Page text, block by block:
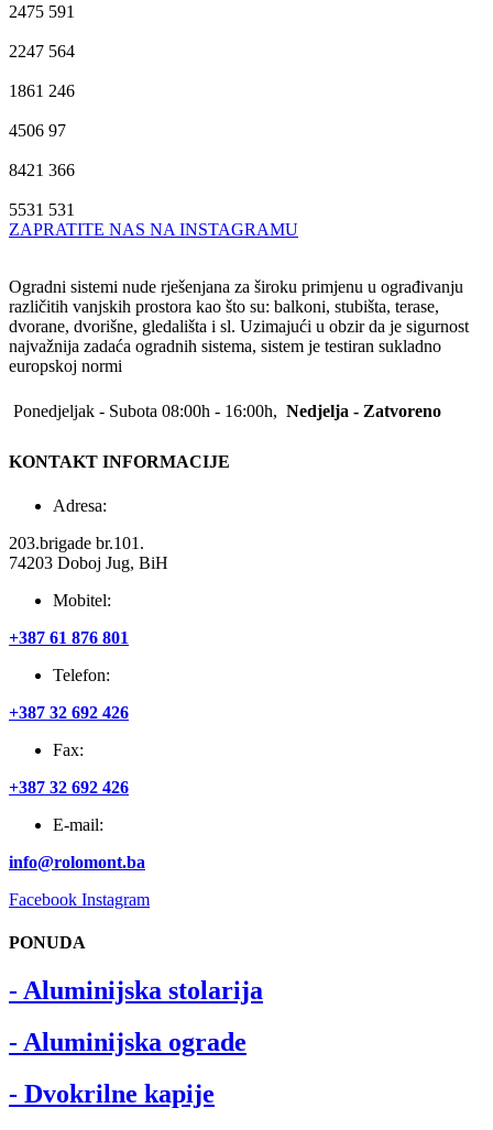
2475 591
2247 564
1861 246
4506 97
8421 366
5531 531
ZAPRATITE NAS NA INSTAGRAMU
Ogradni sistemi nude rješenjana za široku primjenu u ograđivanju
različitih vanjskih prostora kao što su: balkoni, stubišta, terase,
dvorane, dvorišne, gledališta i sl. Uzimajući u obzir da je sigurnost
najvažnija zadaća ogradnih sistema, sistem je testiran sukladno
europskoj normi
Ponedjeljak - Subota 08:00h - 16:00h, Nedjelja - Zatvoreno
KONTAKT INFORMACIJE
Adresa:
203.brigade br.101.
74203 Doboj Jug, BiH
Mobitel:
+387 61 876 801
Telefon:
+387 32 692 426
Fax:
+387 32 692 426
E-mail:
info@rolomont.ba
Facebook Instagram
PONUDA
- Aluminijska stolarija
- Aluminijska ograde
- Dvokrilne kapije